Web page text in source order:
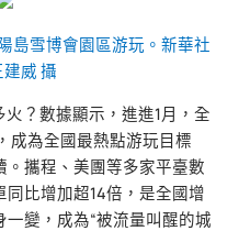
島雪博會園區游玩。新華社
威 攝
？數據顯示，進進1月，全
成為全國最熱點游玩目標
攜程、美團等多家平臺數
比增加超14倍，是全國增
變，成為“被流量叫醒的城